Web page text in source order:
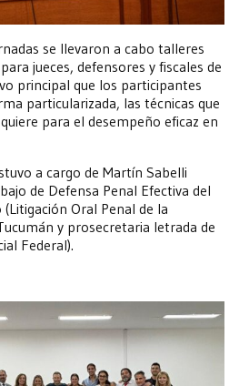
se llevaron a cabo talleres
jueces, defensores y fiscales de
principal que los participantes
particularizada, las técnicas que
para el desempeño eficaz en
a cargo de Martín Sabelli
de Defensa Penal Efectiva del
(Litigación Oral Penal de la
y prosecretaria letrada de
Federal).